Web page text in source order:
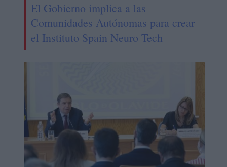
El Gobierno implica a las
Comunidades Autónomas para crear
el Instituto Spain Neuro Tech